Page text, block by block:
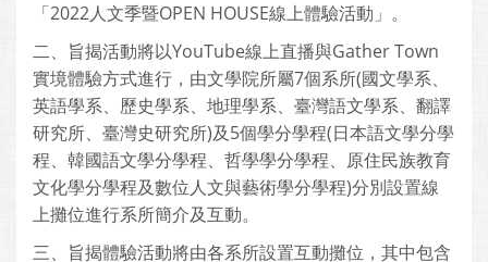
「2022人文季暨OPEN HOUSE線上體驗活動」。
二、旨揭活動將以YouTube線上直播與Gather Town
實境體驗方式進行，由文學院所屬7個系所(國文學系、
英語學系、歷史學系、地理學系、臺灣語文學系、翻譯
研究所、臺灣史研究所)及5個學分學程(日本語文學分學
程、韓國語文學分學程、哲學學分學程、原住民族教育
文化學分學程及數位人文與藝術學分學程)分別設置線
上攤位進行系所簡介及互動。
三、旨揭體驗活動將由各系所設置互動攤位，其中包含